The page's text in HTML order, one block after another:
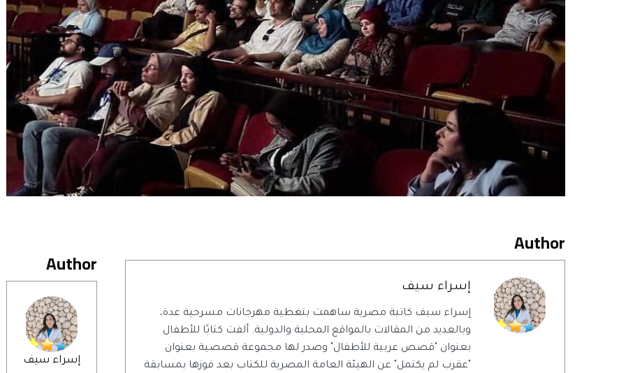
Author
إسراء سيف
Author
إسراء سيف
إسراء سيف كاتبة مصرية ساهمت بتغطية مهرجانات مسرحية عدة،
وبالعديد من المقالات بالمواقع المحلية والدولية. ألفت كتابًا للأطفال
بعنوان "قصص عربية للأطفال" وصدر لها مجموعة قصصية بعنوان
"عقرب لم يكتمل" عن الهيئة العامة المصرية للكتاب بعد فوزها بمسابقة